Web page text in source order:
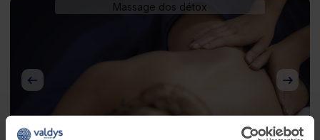
Massage dos détox
Précédent